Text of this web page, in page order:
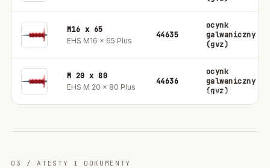
M16 x 65
EHS M16 x 65 Plus
44635
ocynk
galwaniczny
(gvz)
M 20 x 80
EHS M 20 x 80 Plus
44636
ocynk
galwaniczny
(gvz)
03 / ATESTY I DOKUMENTY